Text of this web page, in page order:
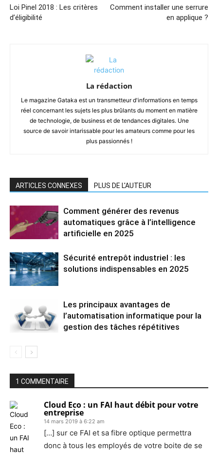
Loi Pinel 2018 : Les critères
d’éligibilité
Comment installer une serrure
en applique ?
La rédaction
Le magazine Gataka est un transmetteur d'informations en temps
réel concernant les sujets les plus brûlants du moment en matière
de technologie, de business et de tendances digitales. Une
source de savoir intarissable pour les amateurs comme pour les
plus passionnés !
ARTICLES CONNEXES PLUS DE L'AUTEUR
Comment générer des revenus
automatiques grâce à l’intelligence
artificielle en 2025
Sécurité entrepôt industriel : les
solutions indispensables en 2025
Les principaux avantages de
l’automatisation informatique pour la
gestion des tâches répétitives
1 COMMENTAIRE
Cloud Eco : un FAI haut débit pour votre
entreprise
14 mars 2019 à 6:22 am
[…] sur ce FAI et sa fibre optique permettra
donc à tous les employés de votre boite de se